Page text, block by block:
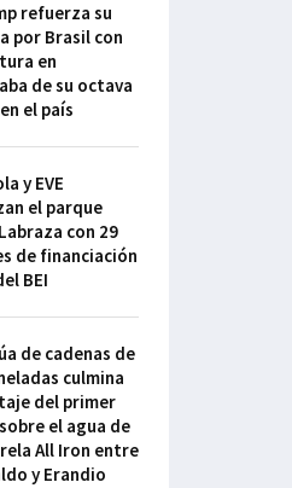
refuerza su
por Brasil con
en
de su octava
el país
y EVE
el parque
con 29
de financiación
BEI
de cadenas de
culmina
del primer
el agua de
All Iron entre
y Erandio